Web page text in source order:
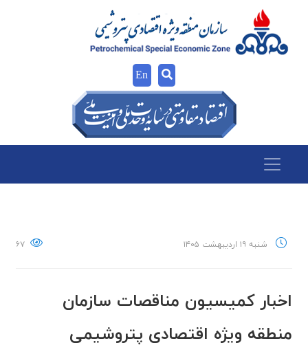
En
شنبه ۱۹ اردیبهشت ۱۴۰۵ ۶۷
اخبار كميسيون مناقصات سازمان
منطقه ويژه اقتصادی پتروشيمی